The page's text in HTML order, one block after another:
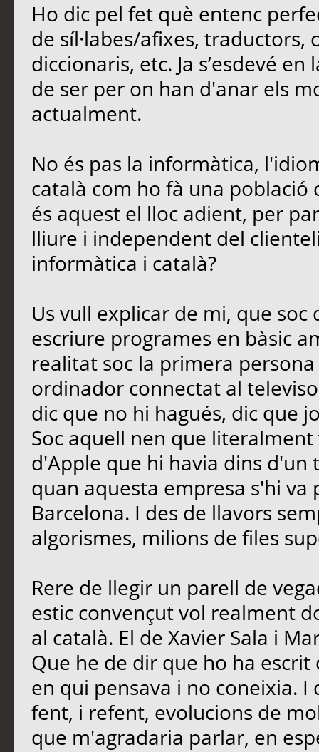
Ho dic pel fet què entenc
de síl·labes/afixes, traductors,
diccionaris, etc. Ja s’esdevé
de ser per on han d'anar els
actualment.
No és pas la informàtica,
català com ho fà una població
és aquest el lloc adient, per
lliure i independent del
informàtica i català?
Us vull explicar de mi, que
escriure programes en bàsic
realitat soc la primera
ordinador connectat al
dic que no hi hagués, dic que
Soc aquell nen que
d'Apple que hi havia dins
quan aquesta empresa s'hi
Barcelona. I des de llavors
algorismes, milions de files
Rere de llegir un parell de
estic convençut vol realment
al català. El de Xavier Sala i
Que he de dir que ho ha
en qui pensava i no coneixia.
fent, i refent, evolucions de
que m'agradaria parlar, en